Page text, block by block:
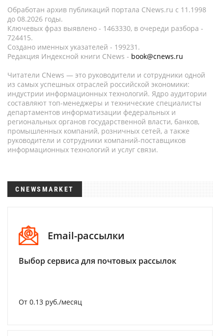
Обработан архив публикаций портала CNews.ru c 11.1998
до 08.2026 годы.
Ключевых фраз выявлено - 1463330, в очереди разбора -
724415.
Создано именных указателей - 199231.
Редакция Индексной книги CNews - book@cnews.ru
Читатели CNews — это руководители и сотрудники одной
из самых успешных отраслей российской экономики:
индустрии информационных технологий. Ядро аудитории
составляют топ-менеджеры и технические специалисты
департаментов информатизации федеральных и
региональных органов государственной власти, банков,
промышленных компаний, розничных сетей, а также
руководители и сотрудники компаний-поставщиков
информационных технологий и услуг связи.
CNEWSMARKET
Email-рассылки
Выбор сервиса для почтовых рассылок
От 0.13 руб./месяц